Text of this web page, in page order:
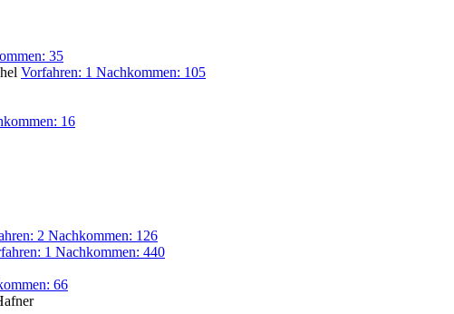
35
Vorfahren: 1 Nachkommen: 105
16
2 Nachkommen: 126
1 Nachkommen: 440
66